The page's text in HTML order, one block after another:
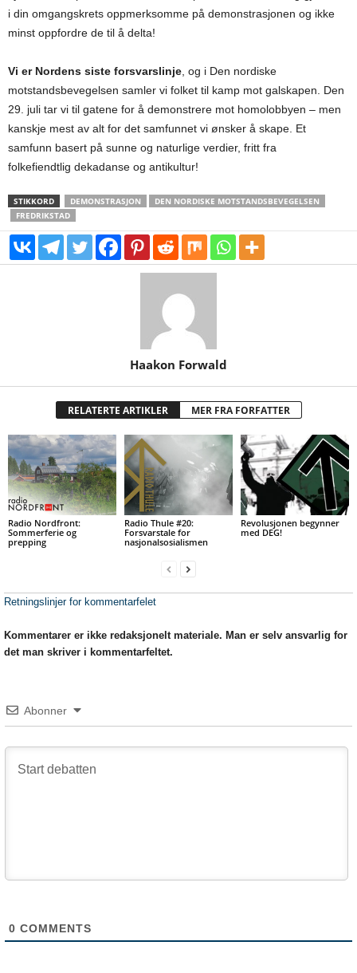
i din omgangskrets oppmerksomme på demonstrasjonen og ikke
minst oppfordre de til å delta!
Vi er Nordens siste forsvarslinje , og i Den nordiske
motstandsbevegelsen samler vi folket til kamp mot galskapen. Den
29. juli tar vi til gatene for å demonstrere mot homolobbyen – men
kanskje mest av alt for det samfunnet vi ønsker å skape. Et
samfunn basert på sunne og naturlige verdier, fritt fra
folkefiendtlig dekadanse og antikultur!
STIKKORD DEMONSTRASJON
DEN NORDISKE MOTSTANDSBEVEGELSEN
FREDRIKSTAD
Haakon Forwald
RELATERTE ARTIKLER MER FRA FORFATTER
Radio Nordfront:
Sommerferie og
prepping
Radio Thule #20:
Forsvarstale for
nasjonalsosialismen
Revolusjonen begynner
med DEG!
Retningslinjer for kommentarfelet
Kommentarer er ikke redaksjonelt materiale. Man er selv ansvarlig for
det man skriver i kommentarfeltet.
Abonner
0 COMMENTS